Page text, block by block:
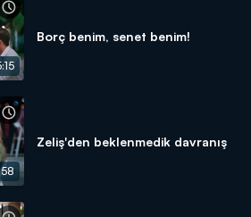
Borç benim, senet benim!
Zeliş'den beklenmedik davranış